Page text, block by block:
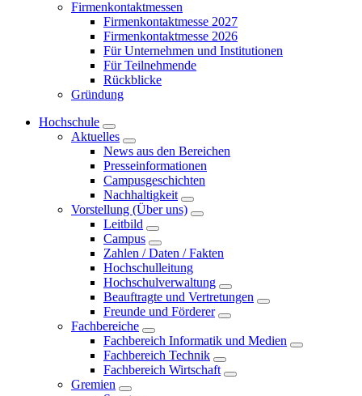
Firmenkontaktmessen
Firmenkontaktmesse 2027
Firmenkontaktmesse 2026
Für Unternehmen und Institutionen
Für Teilnehmende
Rückblicke
Gründung
Hochschule
Aktuelles
News aus den Bereichen
Presseinformationen
Campusgeschichten
Nachhaltigkeit
Vorstellung (Über uns)
Leitbild
Campus
Zahlen / Daten / Fakten
Hochschulleitung
Hochschulverwaltung
Beauftragte und Vertretungen
Freunde und Förderer
Fachbereiche
Fachbereich Informatik und Medien
Fachbereich Technik
Fachbereich Wirtschaft
Gremien